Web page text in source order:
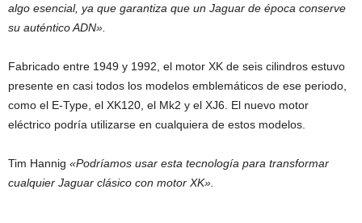
algo esencial, ya que garantiza que un Jaguar de época conserve
su auténtico ADN».
Fabricado entre 1949 y 1992, el motor XK de seis cilindros estuvo
presente en casi todos los modelos emblemáticos de ese periodo,
como el E-Type, el XK120, el Mk2 y el XJ6. El nuevo motor
eléctrico podría utilizarse en cualquiera de estos modelos.
Tim Hannig «Podríamos usar esta tecnología para transformar
cualquier Jaguar clásico con motor XK».